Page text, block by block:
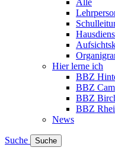
Alle
Hier lerne ich
BBZ
BBZ
BBZ
BBZ
News
Suche Suche